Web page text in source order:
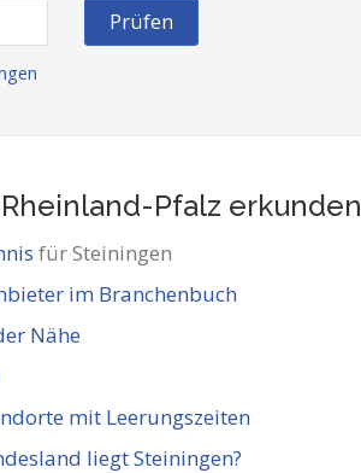
Prüfen
Pfalz erkunden
für Steiningen
im Branchenbuch
Nähe
mit Leerungszeiten
liegt Steiningen?